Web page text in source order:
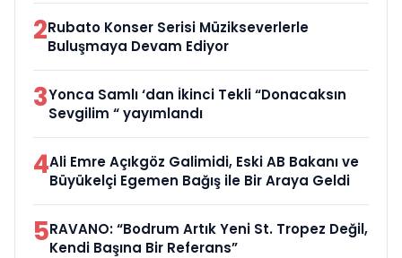
2Rubato Konser Serisi Müzikseverlerle
Buluşmaya Devam Ediyor
3Yonca Samlı ‘dan İkinci Tekli “Donacaksın
Sevgilim “ yayımlandı
4Ali Emre Açıkgöz Galimidi, Eski AB Bakanı ve
Büyükelçi Egemen Bağış ile Bir Araya Geldi
5RAVANO: “Bodrum Artık Yeni St. Tropez Değil,
Kendi Başına Bir Referans”